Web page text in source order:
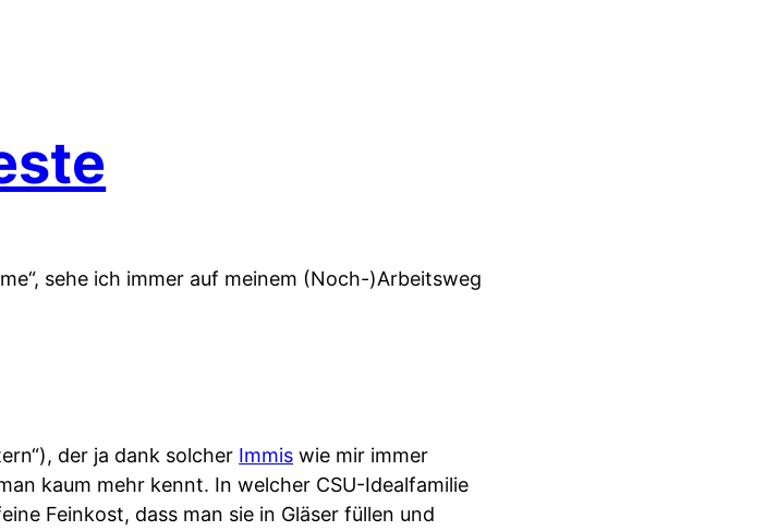
sehe ich immer auf meinem (Noch-)Arbeitsweg
der ja dank solcher Immis wie mir immer
kaum mehr kennt. In welcher CSU-Idealfamilie
Feinkost, dass man sie in Gläser füllen und